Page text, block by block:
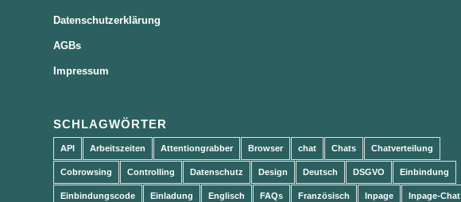
Datenschutzerklärung
AGBs
Impressum
SCHLAGWÖRTER
API Arbeitszeiten Attentiongrabber Browser chat Chats Chatverteilung
Cobrowsing Controlling Datenschutz Design Deutsch DSGVO Einbindung
Einbindungscode Einladung Englisch FAQs Französisch Inpage Inpage-Chat